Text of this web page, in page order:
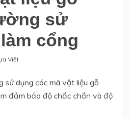
sử
cổng
Việt
sử dụng các mã vật liệu gỗ
đảm bảo độ chắc chắn và độ